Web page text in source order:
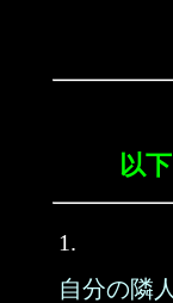
以
1.
自分の隣